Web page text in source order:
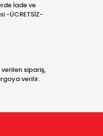
İade ve
-ÜCRETSİZ-
sipariş,
verilir.